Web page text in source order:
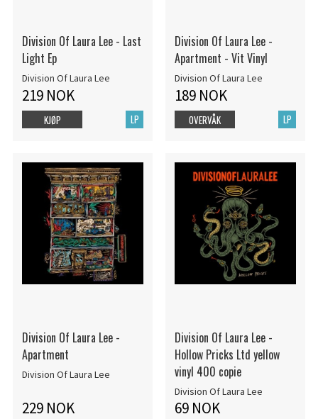
Division Of Laura Lee - Last
Light Ep
Division Of Laura Lee
219 NOK
LP
KJØP
Division Of Laura Lee -
Apartment - Vit Vinyl
Division Of Laura Lee
189 NOK
LP
OVERVÅK
Division Of Laura Lee -
Apartment
Division Of Laura Lee
229 NOK
Division Of Laura Lee -
Hollow Pricks Ltd yellow
vinyl 400 copie
Division Of Laura Lee
69 NOK